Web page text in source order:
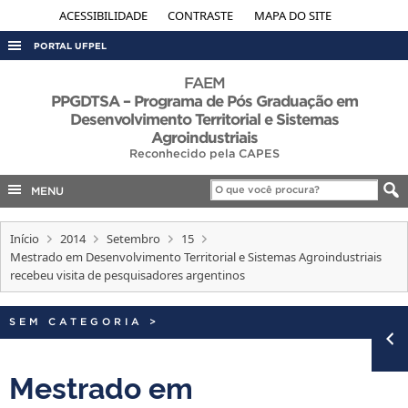
ACESSIBILIDADE CONTRASTE MAPA DO SITE
PORTAL UFPEL
AUDITORIA
OUVIDORIA
PORTARIAS
TELEFONES
FAEM
PPGDTSA – Programa de Pós Graduação em
Desenvolvimento Territorial e Sistemas
Agroindustriais
Reconhecido pela CAPES
MENU
Início 2014 Setembro
15
Mestrado em Desenvolvimento Territorial e Sistemas Agroindustriais
recebeu visita de pesquisadores argentinos
SEM CATEGORIA >
Mestrado em